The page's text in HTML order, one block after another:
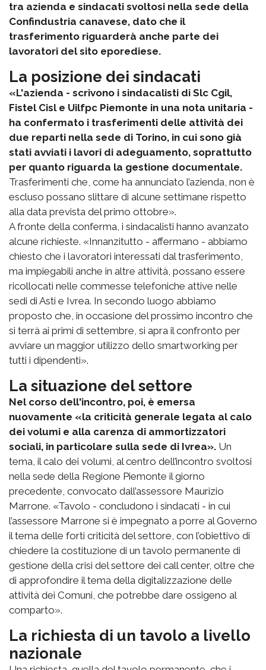
tra azienda e sindacati svoltosi nella sede della
Confindustria canavese, dato che il
trasferimento riguarderà anche parte dei
lavoratori del sito eporediese.
La posizione dei sindacati
«L'azienda - scrivono i sindacalisti di Slc Cgil,
Fistel Cisl e Uilfpc Piemonte in una nota unitaria -
ha confermato i trasferimenti delle attività dei
due reparti nella sede di Torino, in cui sono già
stati avviati i lavori di adeguamento, soprattutto
per quanto riguarda la gestione documentale.
Trasferimenti che, come ha annunciato l’azienda, non è
escluso possano slittare di alcune settimane rispetto
alla data prevista del primo ottobre».
A fronte della conferma, i sindacalisti hanno avanzato
alcune richieste. «Innanzitutto - affermano - abbiamo
chiesto che i lavoratori interessati dal trasferimento,
ma impiegabili anche in altre attività, possano essere
ricollocati nelle commesse telefoniche attive nelle
sedi di Asti e Ivrea. In secondo luogo abbiamo
proposto che, in occasione del prossimo incontro che
si terrà ai primi di settembre, si apra il confronto per
avviare un maggior utilizzo dello smartworking per
tutti i dipendenti».
La situazione del settore
Nel corso dell'incontro, poi, è emersa
nuovamente «la criticità generale legata al calo
dei volumi e alla carenza di ammortizzatori
sociali, in particolare sulla sede di Ivrea». Un
tema, il calo dei volumi, al centro dell’incontro svoltosi
nella sede della Regione Piemonte il giorno
precedente, convocato dall’assessore Maurizio
Marrone. «Tavolo - concludono i sindacati - in cui
l’assessore Marrone si è impegnato a porre al Governo
il tema delle forti criticità del settore, con l’obiettivo di
chiedere la costituzione di un tavolo permanente di
gestione della crisi del settore dei call center, oltre che
di approfondire il tema della digitalizzazione delle
attività dei Comuni, che potrebbe dare ossigeno al
comparto».
La richiesta di un tavolo a livello
nazionale